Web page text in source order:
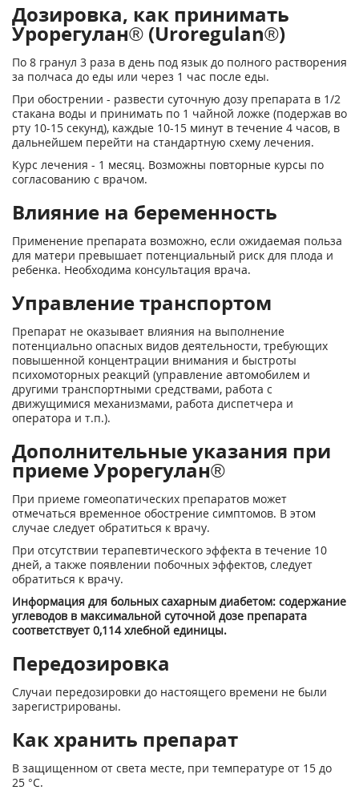
Дозировка, как принимать
Урорегулан® (Uroregulan®)
По 8 гранул 3 раза в день под язык до полного растворения
за полчаса до еды или через 1 час после еды.
При обострении - развести суточную дозу препарата в 1/2
стакана воды и принимать по 1 чайной ложке (подержав во
рту 10-15 секунд), каждые 10-15 минут в течение 4 часов, в
дальнейшем перейти на стандартную схему лечения.
Курс лечения - 1 месяц. Возможны повторные курсы по
согласованию с врачом.
Влияние на беременность
Применение препарата возможно, если ожидаемая польза
для матери превышает потенциальный риск для плода и
ребенка. Необходима консультация врача.
Управление транспортом
Препарат не оказывает влияния на выполнение
потенциально опасных видов деятельности, требующих
повышенной концентрации внимания и быстроты
психомоторных реакций (управление автомобилем и
другими транспортными средствами, работа с
движущимися механизмами, работа диспетчера и
оператора и т.п.).
Дополнительные указания при
приеме Урорегулан®
При приеме гомеопатических препаратов может
отмечаться временное обострение симптомов. В этом
случае следует обратиться к врачу.
При отсутствии терапевтического эффекта в течение 10
дней, а также появлении побочных эффектов, следует
обратиться к врачу.
Информация для больных сахарным диабетом: содержание
углеводов в максимальной суточной дозе препарата
соответствует 0,114 хлебной единицы.
Передозировка
Случаи передозировки до настоящего времени не были
зарегистрированы.
Как хранить препарат
В защищенном от света месте, при температуре от 15 до
25 °С.